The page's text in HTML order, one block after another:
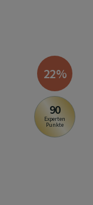
22%
90
Experten
Punkte